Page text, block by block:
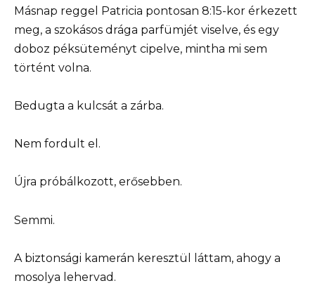
Másnap reggel Patricia pontosan 8:15-kor érkezett
meg, a szokásos drága parfümjét viselve, és egy
doboz péksüteményt cipelve, mintha mi sem
történt volna.
Bedugta a kulcsát a zárba.
Nem fordult el.
Újra próbálkozott, erősebben.
Semmi.
A biztonsági kamerán keresztül láttam, ahogy a
mosolya lehervad.